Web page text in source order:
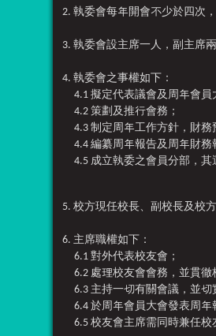
2.執委會每年開會不少於四次
3. 執委會設主席一人，副主席
4.執委會之事權如下：
4.1 擬定代表議會及周年會員
4.2 策劃及推行會務；
4.3 制定周年工作方針，財務
4.4 編纂周年報告及周年財務
4.5 成立執委之會員分部，其
5. 校方現任校長、副校長及校
6. 主席職權如下：
6.1 對外代表校友會；
6.2 處理校友會會務，並貫徹
6.3 主持一切有關會議，並切
6.4 於周年會員大會發表周年
6.5 校友會主席需同時兼任校